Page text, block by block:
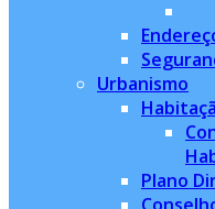
Urbanismo
Plano